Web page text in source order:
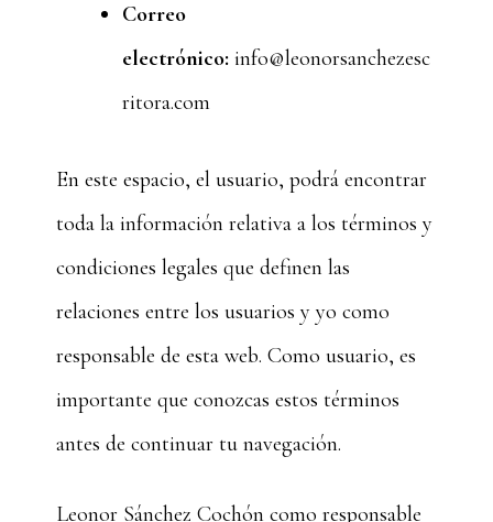
Correo
electrónico: info@leonorsanchezesc
ritora.com
En este espacio, el usuario, podrá encontrar
toda la información relativa a los términos y
condiciones legales que definen las
relaciones entre los usuarios y yo como
responsable de esta web. Como usuario, es
importante que conozcas estos términos
antes de continuar tu navegación.
Leonor Sánchez Cochón como responsable